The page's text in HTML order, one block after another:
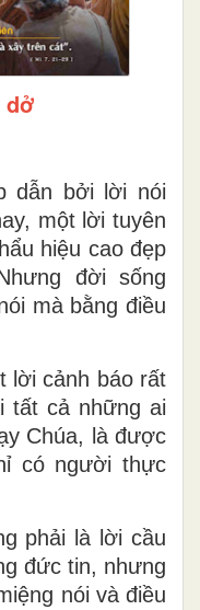
dở
dẫn bởi lời nói
một lời tuyên
hiệu cao đẹp
đời sống
mà bằng điều
lời cảnh báo rất
tất cả những ai
Chúa, là được
có người thực
phải là lời cầu
đức tin, nhưng
nói và điều